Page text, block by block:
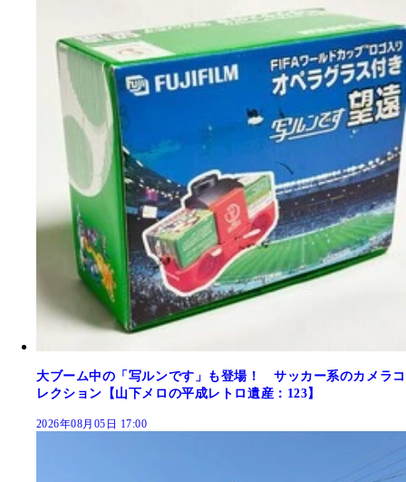
大ブーム中の「写ルンです」も登場！ サッカー系のカメラコ
レクション【山下メロの平成レトロ遺産：123】
2026年08月05日 17:00